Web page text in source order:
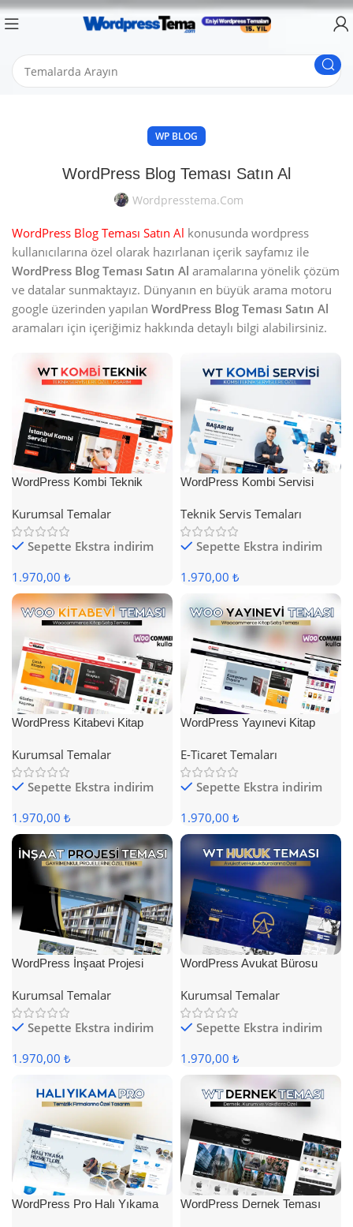
WP BLOG
WordPress Blog Teması Satın Al
Wordpresstema.com
WordPress Blog Teması Satın Al konusunda wordpress
kullanıcılarına özel olarak hazırlanan içerik sayfamız ile
WordPress Blog Teması Satın Al aramalarına yönelik çözüm
ve datalar sunmaktayız. Dünyanın en büyük arama motoru
google üzerinden yapılan WordPress Blog Teması Satın Al
aramaları için içeriğimiz hakkında detaylı bilgi alabilirsiniz.
WordPress Kombi Teknik
Kurumsal Temalar
Sepette Ekstra indirim
1.970,00 ₺
WordPress Kombi Servisi
Teknik Servis Temaları
Sepette Ekstra indirim
1.970,00 ₺
WordPress Kitabevi Kitap
Kurumsal Temalar
Sepette Ekstra indirim
1.970,00 ₺
WordPress Yayınevi Kitap
E-Ticaret Temaları
Sepette Ekstra indirim
1.970,00 ₺
WordPress İnşaat Projesi
Kurumsal Temalar
Sepette Ekstra indirim
1.970,00 ₺
WordPress Avukat Bürosu
Kurumsal Temalar
Sepette Ekstra indirim
1.970,00 ₺
WordPress Pro Halı Yıkama
WordPress Dernek Teması